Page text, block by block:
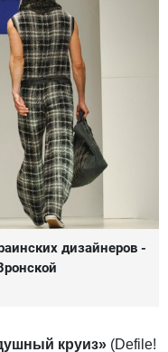
дизайнеров -
круиз» (Defile!